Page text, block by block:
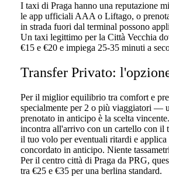
I taxi di Praga hanno una reputazione
le app ufficiali AAA o Liftago, o
in strada fuori dal terminal possono
Un taxi legittimo per la Città Vecchia
€15 e €20 e impiega 25-35 minuti a
Transfer Privato:
Per il miglior equilibrio tra comfort e
specialmente per 2 o più viaggiatori —
prenotato in anticipo è la scelta
incontra all'arrivo con un cartello con il
il tuo volo per eventuali ritardi e applica
concordato in anticipo. Niente
Per il centro città di Praga da PRG,
tra €25 e €35 per una berlina standard.